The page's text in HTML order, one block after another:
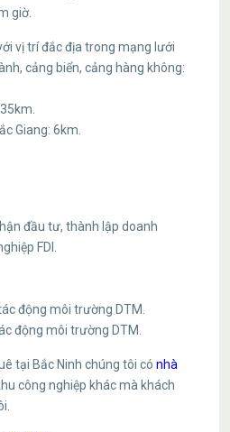
giờ.
vị trí đắc địa trong mạng lưới
cảng biển, cảng hàng không:
Giang: 6km.
đầu tư, thành lập doanh
FDI.
động môi trường DTM.
động môi trường DTM.
tại Bắc Ninh chúng tôi có nhà
công nghiệp khác mà khách